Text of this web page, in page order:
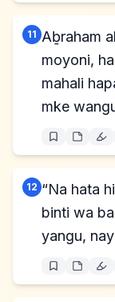
11 Aḇraham
moyoni,
mahali
mke
12 “Na hata
binti wa
yangu,